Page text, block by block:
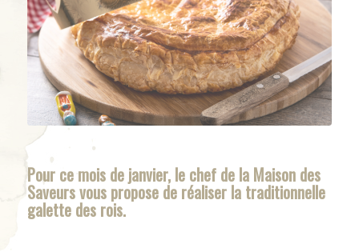
Pour ce mois de janvier, le chef de la Maison des
Saveurs vous propose de réaliser la traditionnelle
galette des rois.